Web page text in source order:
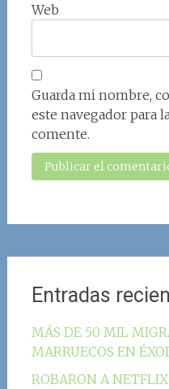
Web
Guarda mi nombre,
este navegador para
comente.
Entradas
MÁS DE 50 MIL
MARRUECOS EN
ROBARON A